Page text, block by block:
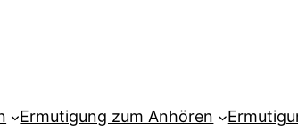
Ermutigung zum Anhören